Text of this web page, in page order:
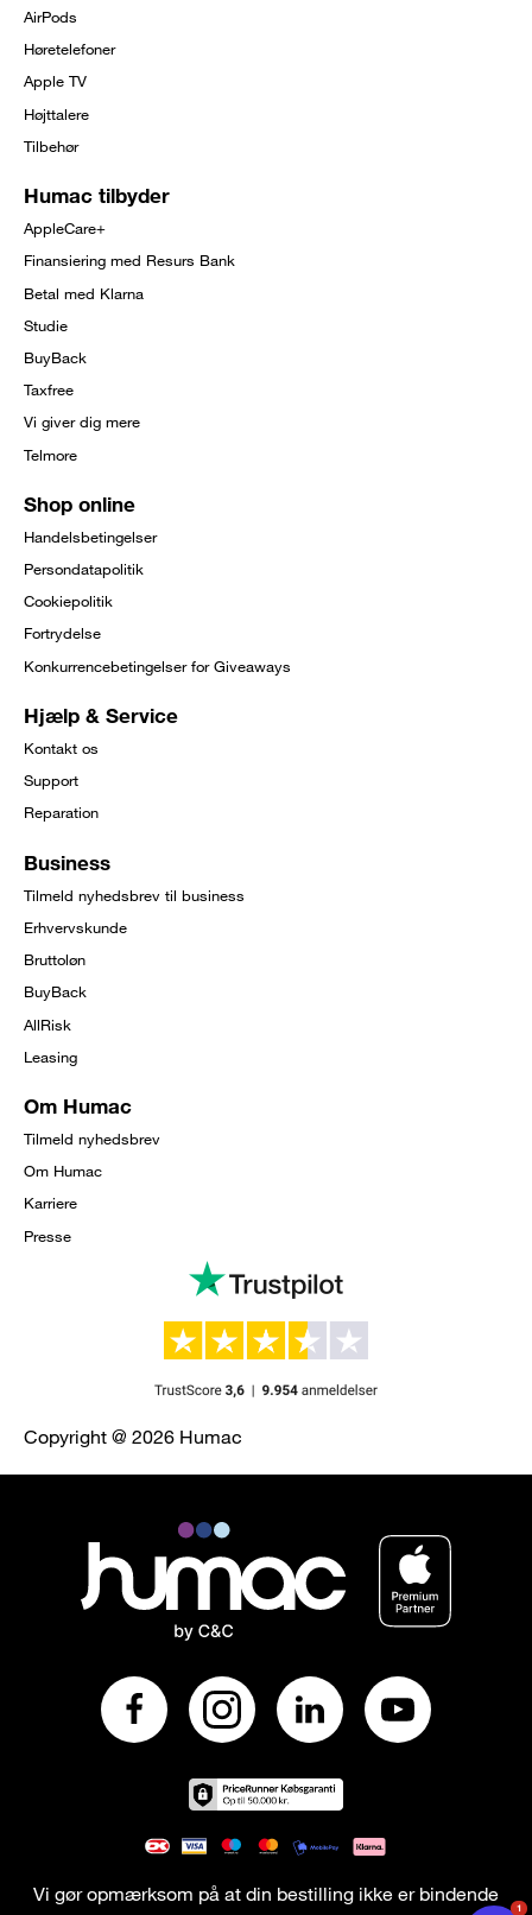
AirPods
Høretelefoner
Apple TV
Højttalere
Tilbehør
Humac tilbyder
AppleCare+
Finansiering med Resurs Bank
Betal med Klarna
Studie
BuyBack
Taxfree
Vi giver dig mere
Telmore
Shop online
Handelsbetingelser
Persondatapolitik
Cookiepolitik
Fortrydelse
Konkurrencebetingelser for Giveaways
Hjælp & Service
Kontakt os
Support
Reparation
Business
Tilmeld nyhedsbrev til business
Erhvervskunde
Bruttoløn
BuyBack
AllRisk
Leasing
Om Humac
Tilmeld nyhedsbrev
Om Humac
Karriere
Presse
Copyright @ 2026 Humac
Vi gør opmærksom på at din bestilling ikke er bindende
1